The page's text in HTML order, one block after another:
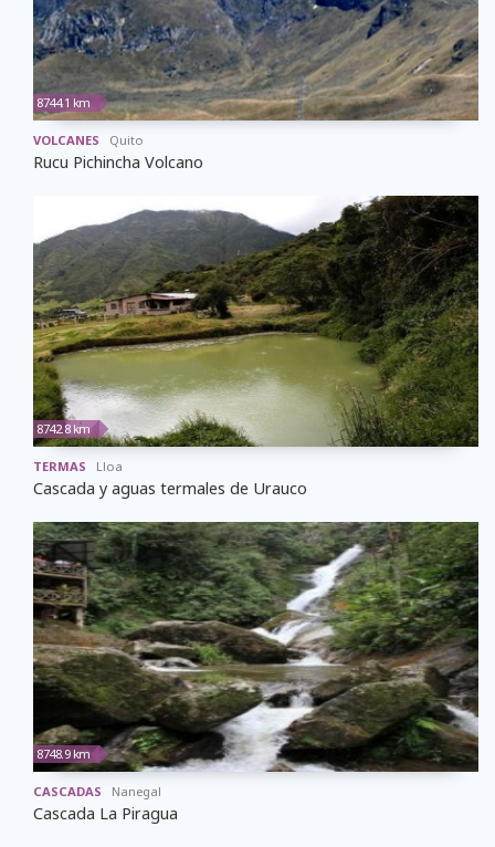
8744.1 km
VOLCANES Quito
Rucu Pichincha Volcano
8742.8 km
TERMAS Lloa
Cascada y aguas termales de Urauco
8748.9 km
CASCADAS Nanegal
Cascada La Piragua